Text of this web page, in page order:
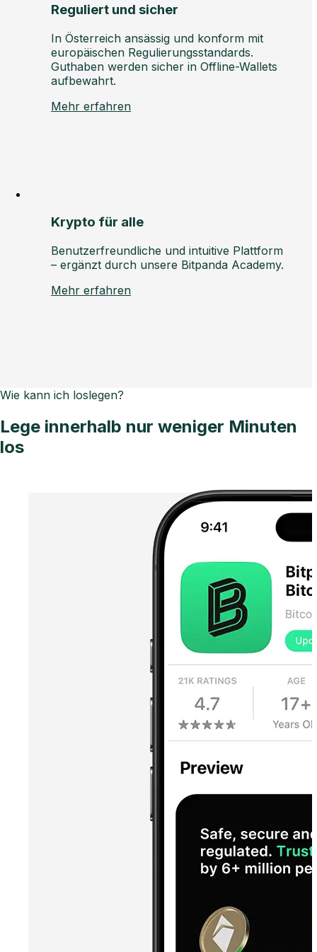
Reguliert und sicher
In Österreich ansässig und konform mit
europäischen Regulierungsstandards.
Guthaben werden sicher in Offline-Wallets
aufbewahrt.
Mehr erfahren
Krypto für alle
Benutzerfreundliche und intuitive Plattform
– ergänzt durch unsere Bitpanda Academy.
Mehr erfahren
Wie kann ich loslegen?
Lege innerhalb nur weniger Minuten
los